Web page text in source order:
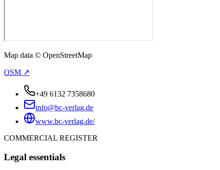
Map data © OpenStreetMap
OSM ↗
+49 6132 7358680
info@bc-verlag.de
www.bc-verlag.de/
COMMERCIAL REGISTER
Legal essentials